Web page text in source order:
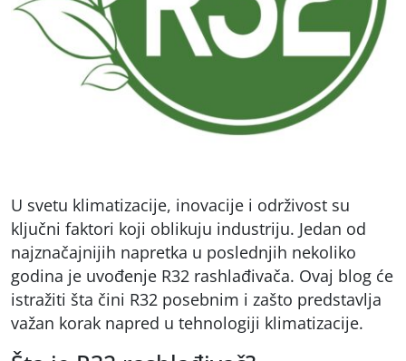
U svetu klimatizacije, inovacije i održivost su
ključni faktori koji oblikuju industriju. Jedan od
najznačajnijih napretka u poslednjih nekoliko
godina je uvođenje R32 rashlađivača. Ovaj blog će
istražiti šta čini R32 posebnim i zašto predstavlja
važan korak napred u tehnologiji klimatizacije.